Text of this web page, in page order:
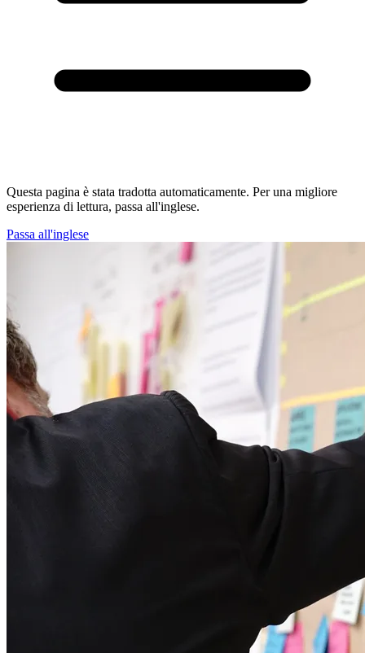
Questa pagina è stata tradotta automaticamente. Per una migliore
esperienza di lettura, passa all'inglese.
Passa all'inglese